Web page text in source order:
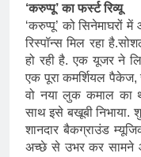
‘करुप्पू’ का फर्स्ट रिव्यू
‘करुप्पू’ को सिनेमाघरों
रिस्पॉन्स मिल रहा
हो रही है. एक यूजर ने
एक पूरा कमर्शियल पैकेज,
वो नया लुक कमाल का
साथ इसे बखूबी
शानदार बैकग्राउंड
अच्छे से उभर कर सामने